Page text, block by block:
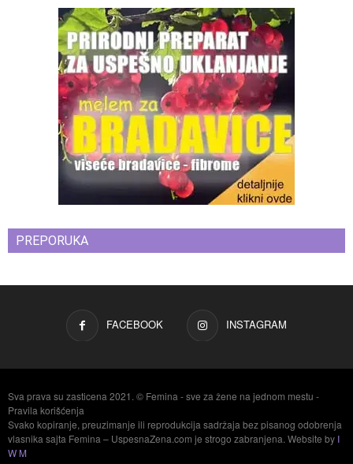
PREPORUKA
FACEBOOK INSTAGRAM
Sva prava su zasticena 2021. © Femina - sve za žene na jednom mestu -
Pravila korišćenja
Svako kopiranje, preuzimanje ili reprodukcija sadržaja bez pisanog odobrenja
vlasnika sajta Femina – UspesnaZena.com je strogo zabranjena. Website by I
W M